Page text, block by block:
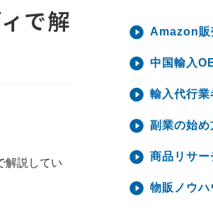
で解
解説してい
Amazon販
中国輸入
輸入代行業
副業の始め
商品リサー
物販ノウハ